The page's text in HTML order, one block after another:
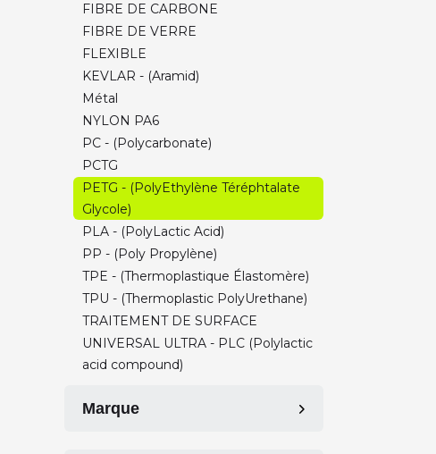
(PEEK/PEKK/ULTEM/PSU)
ASA Smartmaterials
Traitement de surface / Nettoyage
FIBRE DE CARBONE
FIBRE DE VERRE
FLEXIBLE
KEVLAR - (Aramid)
Métal
NYLON PA6
PC - (Polycarbonate)
PCTG
PETG - (PolyEthylène Téréphtalate
Glycole)
PLA - (PolyLactic Acid)
PP - (Poly Propylène)
TPE - (Thermoplastique Élastomère)
TPU - (Thermoplastic PolyUrethane)
TRAITEMENT DE SURFACE
UNIVERSAL ULTRA - PLC (Polylactic
acid compound)
Marque